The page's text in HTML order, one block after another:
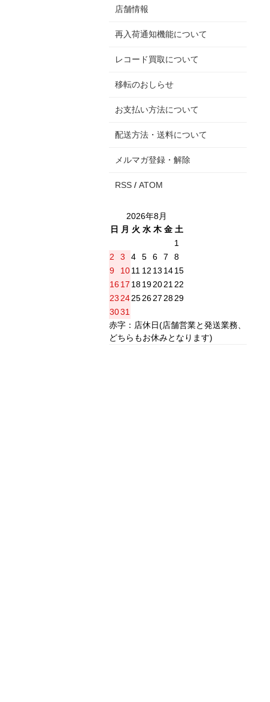
店舗情報
再入荷通知機能について
レコード買取について
移転のおしらせ
お支払い方法について
配送方法・送料について
メルマガ登録・解除
RSS / ATOM
2026年8月
日
月 火 水 木 金 土
1
2
3 4 5 6 7
8
9
1011 12 13 1415
16 17 18192021 22
23 24252627 2829
3031
赤字：店休日(店舗営業と発送業務、
どちらもお休みとなります)